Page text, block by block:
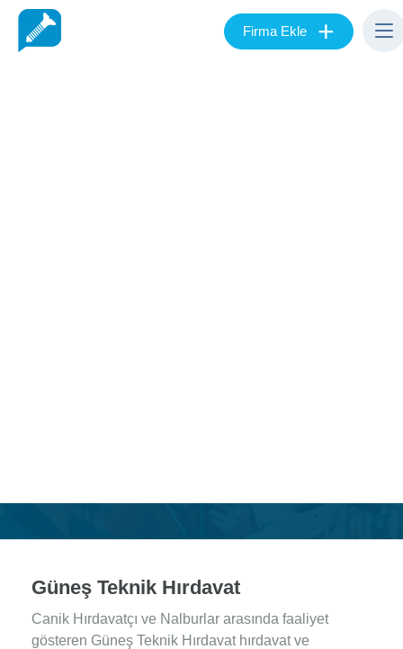
Firma Ekle +
Güneş Teknik Hırdavat
Canik Hırdavatçı ve Nalburlar arasında faaliyet
gösteren Güneş Teknik Hırdavat hırdavat ve